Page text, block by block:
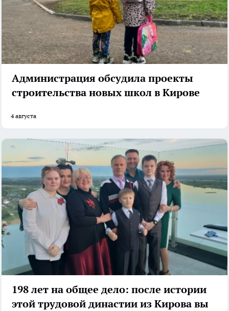
Администрация обсудила проекты
строительства новых школ в Кирове
4 августа
198 лет на общее дело: после истории
этой трудовой династии из Кирова вы